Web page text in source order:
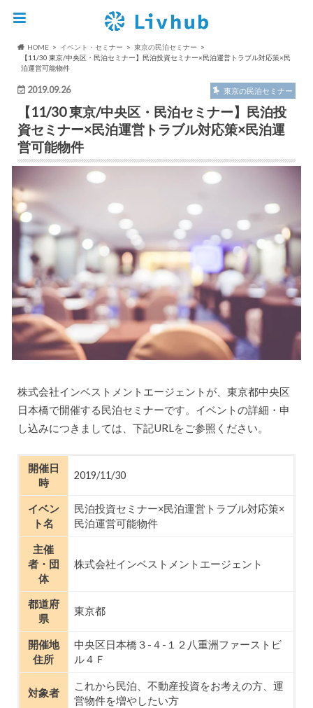
HOME イベント・セミナー
東京の民泊セミナー
【11/30 東京/中央区・民泊セミナー】民泊投資セミナー×民泊運営トラブル対応策×民
泊運営可能物件
2019.09.26 東京の民泊セミナー
【11/30 東京/中央区・民泊セミナー】民泊投
資セミナー×民泊運営トラブル対応策×民泊運
営可能物件
株式会社インベストメントエージェントが、東京都中央区
日本橋で開催する民泊セミナーです。イベントの詳細・申
し込みにつきましては、下記URLをご参照ください。
開催日
時
2019/11/30
イベン
ト名
民泊投資セミナー×民泊運営トラブル対応策×
民泊運営可能物件
主催
者・団
体
株式会社インベストメントエージェント
都道府
県
東京都
開催地
住所
中央区日本橋３-４-１２八重洲ファーストビ
ル４Ｆ
対象者
これから民泊、不動産投資をお考えの方、運
営物件を増やしたい方